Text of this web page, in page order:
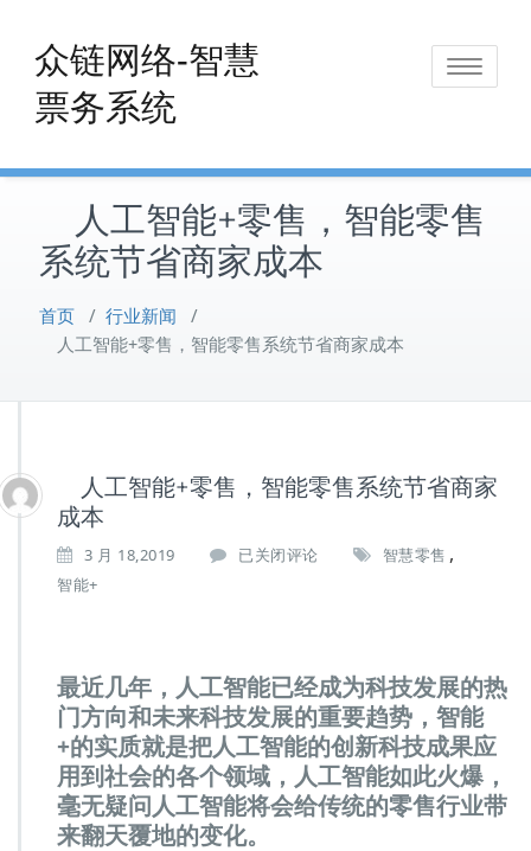
content
众链网络-智慧
票务系统
Toggle
人工智能+零售，智能零售
系统节省商家成本
首页 / 行业新闻 /
人工智能+零售，智能零售系统节省商家成本
人工智能+零售，智能零售系统节省商家
成本
3 月 18,2019
+零
售，
智
能
零
售
系
统
已关闭评论 智慧零售 ,
智能+
最近几年，人工智能已经成为科技发展的热
门方向和未来科技发展的重要趋势，智能
+的实质就是把人工智能的创新科技成果应
用到社会的各个领域，人工智能如此火爆，
毫无疑问人工智能将会给传统的零售行业带
来翻天覆地的变化。